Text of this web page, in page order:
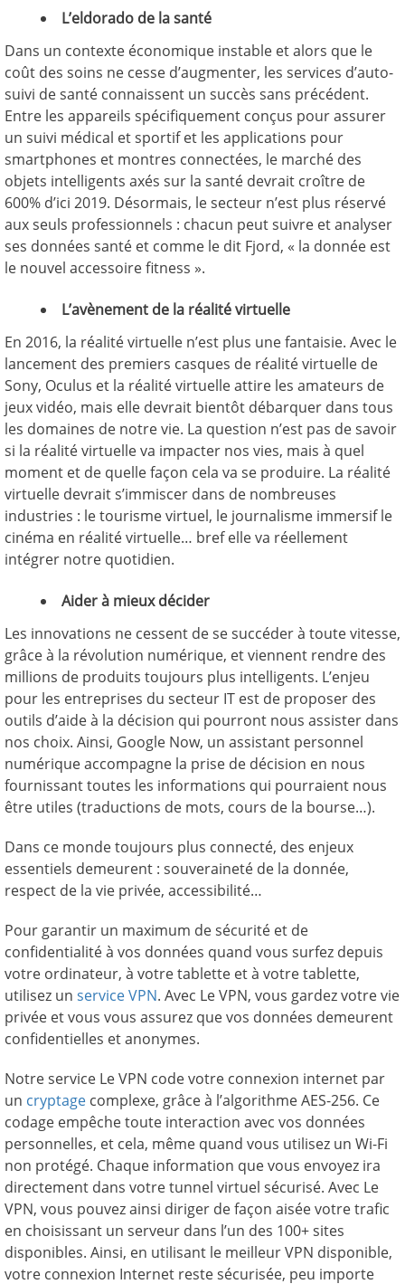
L’eldorado de la santé
Dans un contexte économique instable et alors que le
coût des soins ne cesse d’augmenter, les services d’auto-
suivi de santé connaissent un succès sans précédent.
Entre les appareils spécifiquement conçus pour assurer
un suivi médical et sportif et les applications pour
smartphones et montres connectées, le marché des
objets intelligents axés sur la santé devrait croître de
600% d’ici 2019. Désormais, le secteur n’est plus réservé
aux seuls professionnels : chacun peut suivre et analyser
ses données santé et comme le dit Fjord, « la donnée est
le nouvel accessoire fitness ».
L’avènement de la réalité virtuelle
En 2016, la réalité virtuelle n’est plus une fantaisie. Avec le
lancement des premiers casques de réalité virtuelle de
Sony, Oculus et la réalité virtuelle attire les amateurs de
jeux vidéo, mais elle devrait bientôt débarquer dans tous
les domaines de notre vie. La question n’est pas de savoir
si la réalité virtuelle va impacter nos vies, mais à quel
moment et de quelle façon cela va se produire. La réalité
virtuelle devrait s’immiscer dans de nombreuses
industries : le tourisme virtuel, le journalisme immersif le
cinéma en réalité virtuelle… bref elle va réellement
intégrer notre quotidien.
Aider à mieux décider
Les innovations ne cessent de se succéder à toute vitesse,
grâce à la révolution numérique, et viennent rendre des
millions de produits toujours plus intelligents. L’enjeu
pour les entreprises du secteur IT est de proposer des
outils d’aide à la décision qui pourront nous assister dans
nos choix. Ainsi, Google Now, un assistant personnel
numérique accompagne la prise de décision en nous
fournissant toutes les informations qui pourraient nous
être utiles (traductions de mots, cours de la bourse…).
Dans ce monde toujours plus connecté, des enjeux
essentiels demeurent : souveraineté de la donnée,
respect de la vie privée, accessibilité…
Pour garantir un maximum de sécurité et de
confidentialité à vos données quand vous surfez depuis
votre ordinateur, à votre tablette et à votre tablette,
utilisez un service VPN. Avec Le VPN, vous gardez votre vie
privée et vous vous assurez que vos données demeurent
confidentielles et anonymes.
Notre service Le VPN code votre connexion internet par
un cryptage complexe, grâce à l’algorithme AES-256. Ce
codage empêche toute interaction avec vos données
personnelles, et cela, même quand vous utilisez un Wi-Fi
non protégé. Chaque information que vous envoyez ira
directement dans votre tunnel virtuel sécurisé. Avec Le
VPN, vous pouvez ainsi diriger de façon aisée votre trafic
en choisissant un serveur dans l’un des 100+ sites
disponibles. Ainsi, en utilisant le meilleur VPN disponible,
votre connexion Internet reste sécurisée, peu importe